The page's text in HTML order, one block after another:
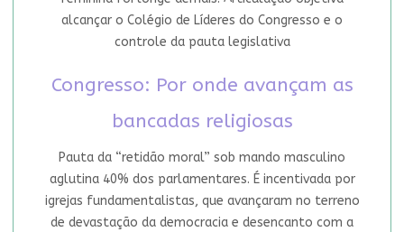
alcançar o Colégio de Líderes do Congresso e o
controle da pauta legislativa
Congresso: Por onde avançam as
bancadas religiosas
Pauta da “retidão moral” sob mando masculino
aglutina 40% dos parlamentares. É incentivada por
igrejas fundamentalistas, que avançaram no terreno
de devastação da democracia e desencanto com a